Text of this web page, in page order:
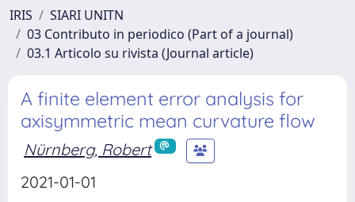
IRIS
SIARI UNITN
03 Contributo in periodico (Part of a journal)
03.1 Articolo su rivista (Journal article)
A finite element error analysis for
axisymmetric mean curvature flow
Nürnberg, Robert
2021-01-01